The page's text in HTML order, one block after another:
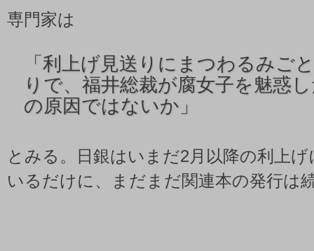
専門家は
「 利上げ見送りにまつわるみご
りで、福井総裁が腐女子を魅惑
の原因ではないか」
とみる。日銀はいまだ2月以降の利上
いるだけに、まだまだ関連本の発行は